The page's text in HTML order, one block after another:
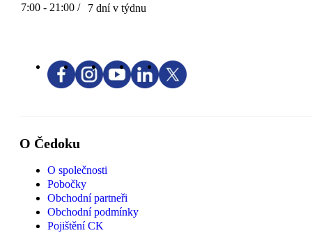
7:00 - 21:00 / 7 dní v týdnu
O Čedoku
O společnosti
Pobočky
Obchodní partneři
Obchodní podmínky
Pojištění CK